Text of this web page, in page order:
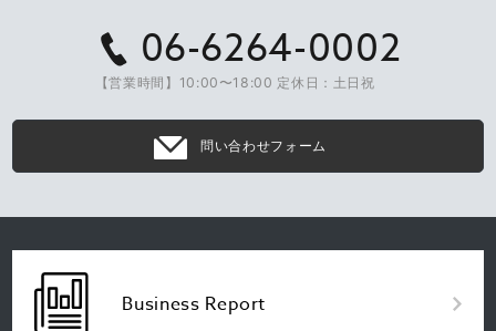
06-6264-0002
【営業時間】10:00〜18:00 定休日：土日祝
問い合わせフォーム
Business Report